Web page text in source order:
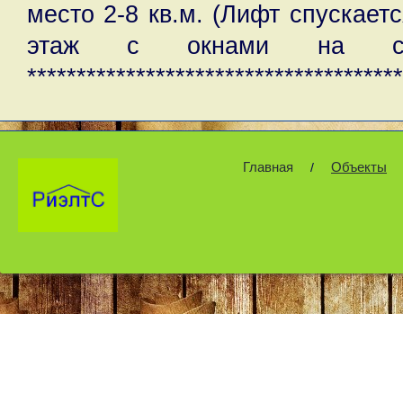
место 2-8 кв.м. (Лифт
этаж с окнами на
Главная Объекты